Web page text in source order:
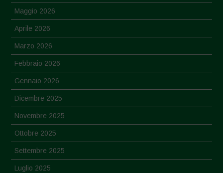
Maggio 2026
Aprile 2026
Marzo 2026
Febbraio 2026
Gennaio 2026
Dicembre 2025
Novembre 2025
Ottobre 2025
Settembre 2025
Luglio 2025